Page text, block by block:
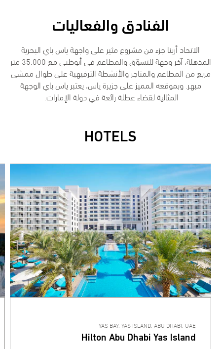
الفنادق والفعاليات
الاتحاد أرينا جزء من مشروع مثير على واجهة ياس باي البحرية
المذهلة، آخر وجهة للتسوّق والمطاعم في أبوظبي مع 35.000 متر
مربع من المطاعم والمتاجر والأنشطة الترفيهية على طوال ممشى
مبهر. وبموقعه المميز على جزيرة ياس، يعتبر ياس باي الوجهة
المثالية لقضاء عطلة رائعة في دولة الإمارات. ‎
HOTELS
YAS BAY, YAS ISLAND, ABU DHABI, UAE
Hilton Abu Dhabi Yas Island